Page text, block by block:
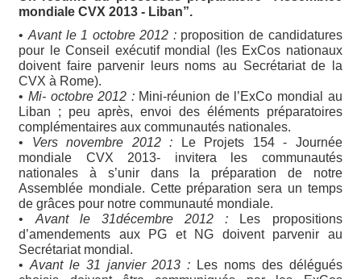
mondiale CVX 2013 - Liban”.
•Avant le 1 octobre 2012 :proposition de candidatures
pour le Conseil exécutif mondial (les ExCos nationaux
doivent faire parvenir leurs noms au Secrétariat de la
CVX à Rome).
•Mi- octobre 2012 :Mini-réunion de l’ExCo mondial au
Liban ; peu après, envoi des éléments préparatoires
complémentaires aux communautés nationales.
• Vers novembre 2012 : Le Projets 154 - Journée
mondiale CVX 2013- invitera les communautés
nationales à s’unir dans la préparation de notre
Assemblée mondiale. Cette préparation sera un temps
de grâces pour notre communauté mondiale.
• Avant le 31décembre 2012 : Les propositions
d’amendements aux PG et NG doivent parvenir au
Secrétariat mondial.
•Avant le 31 janvier 2013 :
Les noms des délégués